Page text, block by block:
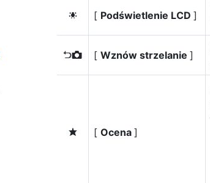
D [ Podświetlenie LCD ]
P [ Wznów strzelanie ]
c [ Ocena ]